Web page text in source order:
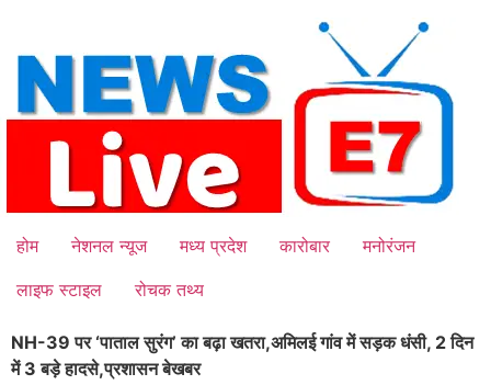
content
होम नेशनल न्यूज मध्य प्रदेश कारोबार
मनोरंजन
लाइफ स्टाइल
रोचक तथ्य
NH-39 पर ‘पाताल सुरंग’ का बढ़ा खतरा,अमिलई गांव में सड़क धंसी, 2 दिन
में 3 बड़े हादसे,प्रशासन बेखबर